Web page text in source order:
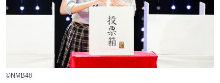
©NMB48